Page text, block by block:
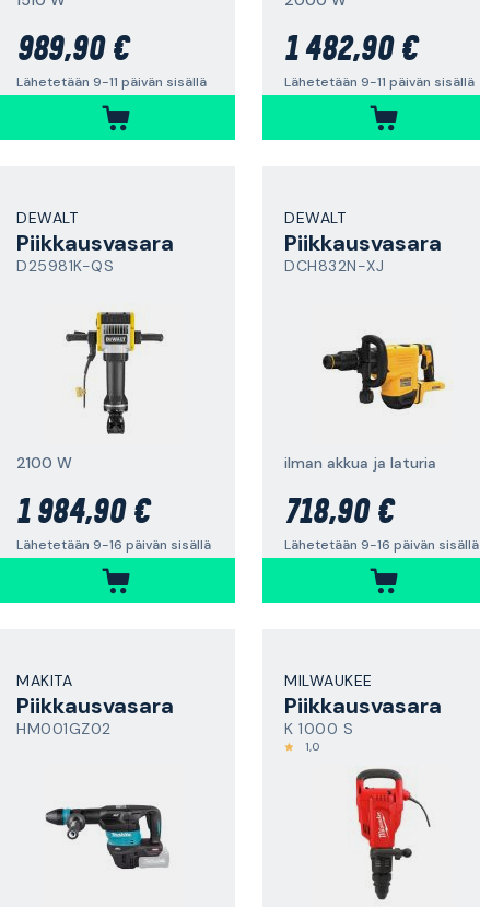
989,90 €
Lähetetään 9-11 päivän sisällä
1 482,90 €
Lähetetään 9-11 päivän sisällä
DEWALT
Piikkausvasara
D25981K-QS
2100 W
1 984,90 €
Lähetetään 9-16 päivän sisällä
DEWALT
Piikkausvasara
DCH832N-XJ
ilman akkua ja laturia
718,90 €
Lähetetään 9-16 päivän sisällä
MAKITA
Piikkausvasara
HM001GZ02
MILWAUKEE
Piikkausvasara
K 1000 S
1,0